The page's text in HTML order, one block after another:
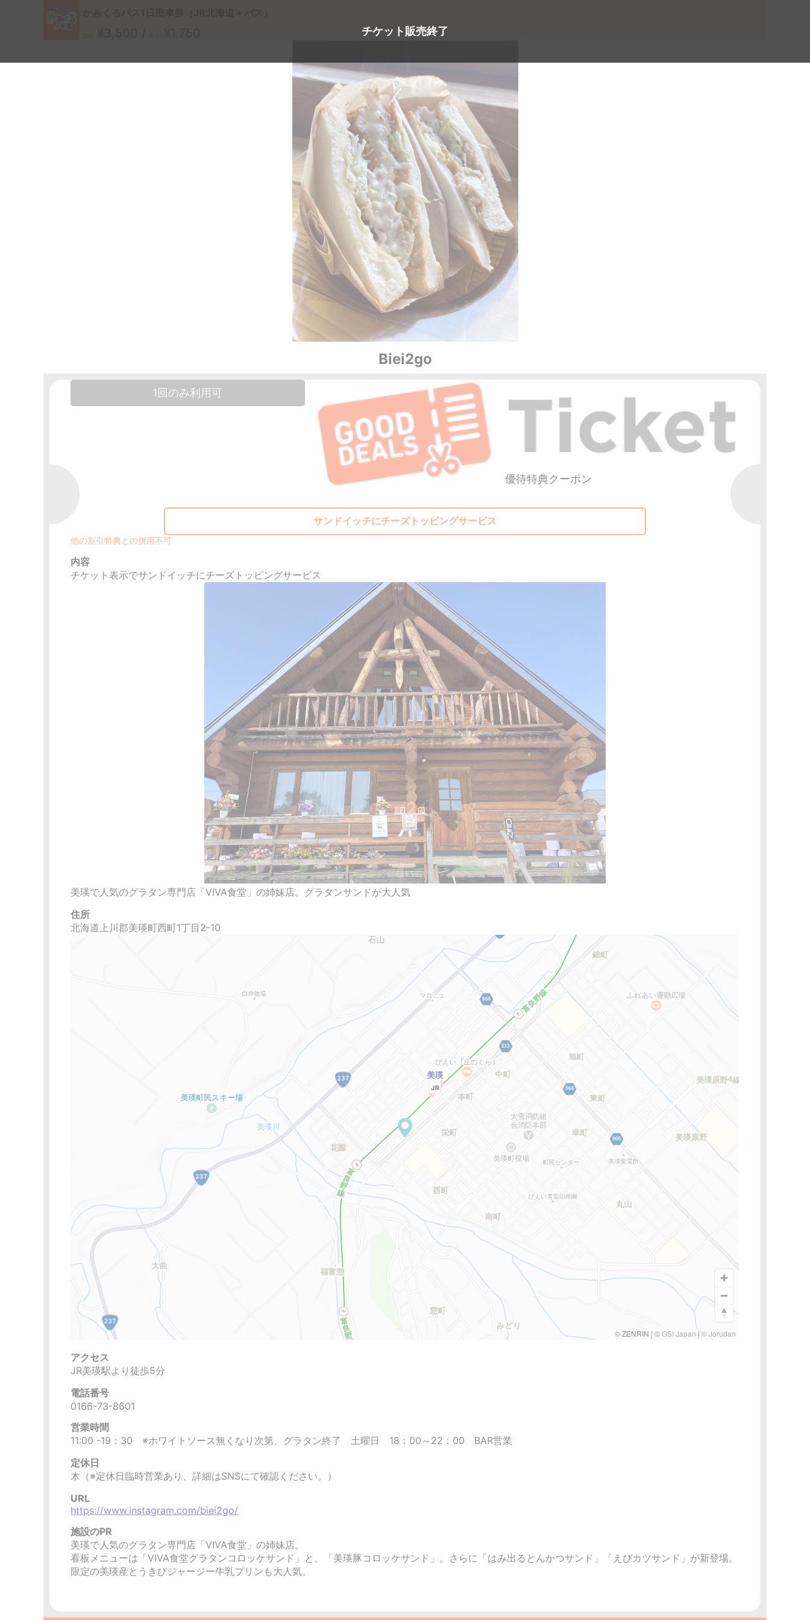
チケット販売終了
Biei2go
1回のみ利用可
優待特典クーポン
サンドイッチにチーズトッピングサービス
他の割引特典との併用不可
内容
チケット表示でサンドイッチにチーズトッピングサービス
美瑛で人気のグラタン専門店「VIVA食堂」の姉妹店。グラタンサンドが大人気
住所
北海道上川郡美瑛町西町1丁目2-10
アクセス
JR美瑛駅より徒歩5分
電話番号
0166-73-8601
営業時間
11:00 -19：30 ※ホワイトソース無くなり次第、グラタン終了 土曜日 18：00～22：00 BAR営業
定休日
木（※定休日臨時営業あり、詳細はSNSにて確認ください。）
URL
https://www.instagram.com/biei2go/
施設のPR
美瑛で人気のグラタン専門店「VIVA食堂」の姉妹店。
看板メニューは「VIVA食堂グラタンコロッケサンド」と、「美瑛豚コロッケサンド」。さらに「はみ出るとんかつサンド」「えびカツサンド」が新登場。
限定の美瑛産とうきびジャージー牛乳プリンも大人気。